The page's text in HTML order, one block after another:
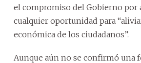
el compromiso del Gobierno por
cualquier oportunidad para
económica de los ciudadanos”.
Aunque aún no se confirmó una